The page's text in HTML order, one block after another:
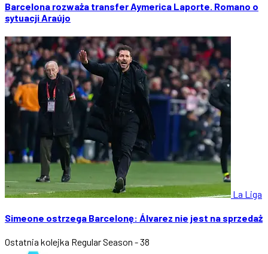
Barcelona rozważa transfer Aymerica Laporte. Romano o
sytuacji Araújo
La Liga
Simeone ostrzega Barcelonę: Álvarez nie jest na sprzedaż
Ostatnia kolejka Regular Season - 38